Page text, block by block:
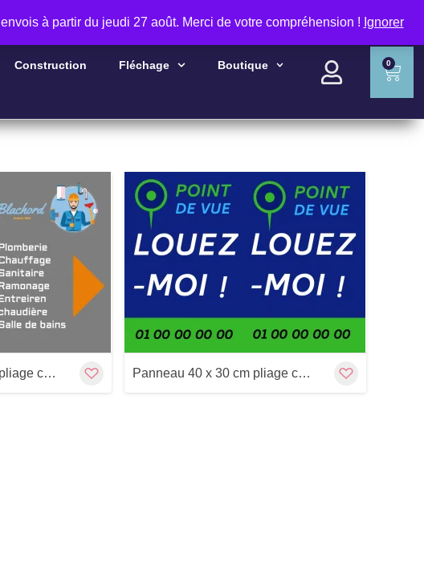
à partir du jeudi 27 août. Merci de votre compréhension ! Ignorer
RECHERCHER
Construction Fléchage Boutique 0
Panneau 40 x 30 cm pliage central
Aperçu
Panneau 40 x 30 cm pliage central